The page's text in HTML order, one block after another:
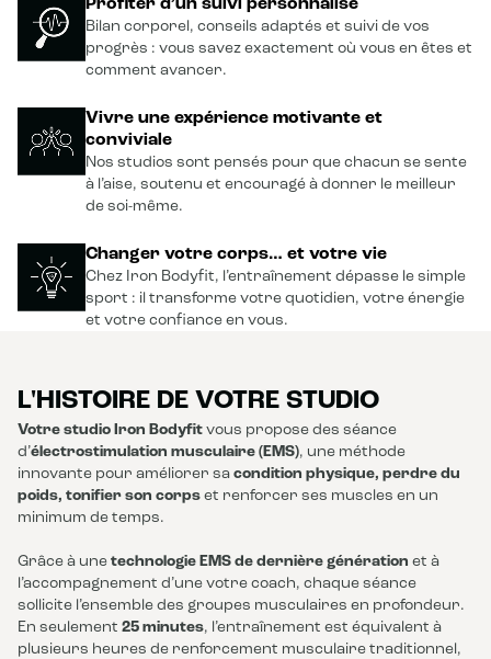
Profiter d’un suivi personnalisé
Bilan corporel, conseils adaptés et suivi de vos
progrès : vous savez exactement où vous en êtes et
comment avancer.
Vivre une expérience motivante et
conviviale
Nos studios sont pensés pour que chacun se sente
à l’aise, soutenu et encouragé à donner le meilleur
de soi-même.
Changer votre corps… et votre vie
Chez Iron Bodyfit, l’entraînement dépasse le simple
sport : il transforme votre quotidien, votre énergie
et votre confiance en vous.
L'HISTOIRE DE VOTRE STUDIO
Votre studio Iron Bodyfit vous propose des séance
d’électrostimulation musculaire (EMS), une méthode
innovante pour améliorer sa condition physique, perdre du
poids, tonifier son corps et renforcer ses muscles en un
minimum de temps.
Grâce à une technologie EMS de dernière génération et à
l’accompagnement d’une votre coach, chaque séance
sollicite l’ensemble des groupes musculaires en profondeur.
En seulement 25 minutes, l’entraînement est équivalent à
plusieurs heures de renforcement musculaire traditionnel,